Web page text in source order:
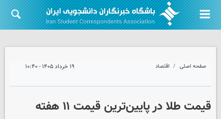
صفحه اصلی اقتصاد ۱۹ خرداد ۱۴۰۵ - ۱۰:۴۰
قیمت طلا در پایین‌ترین قیمت ۱۱ هفته